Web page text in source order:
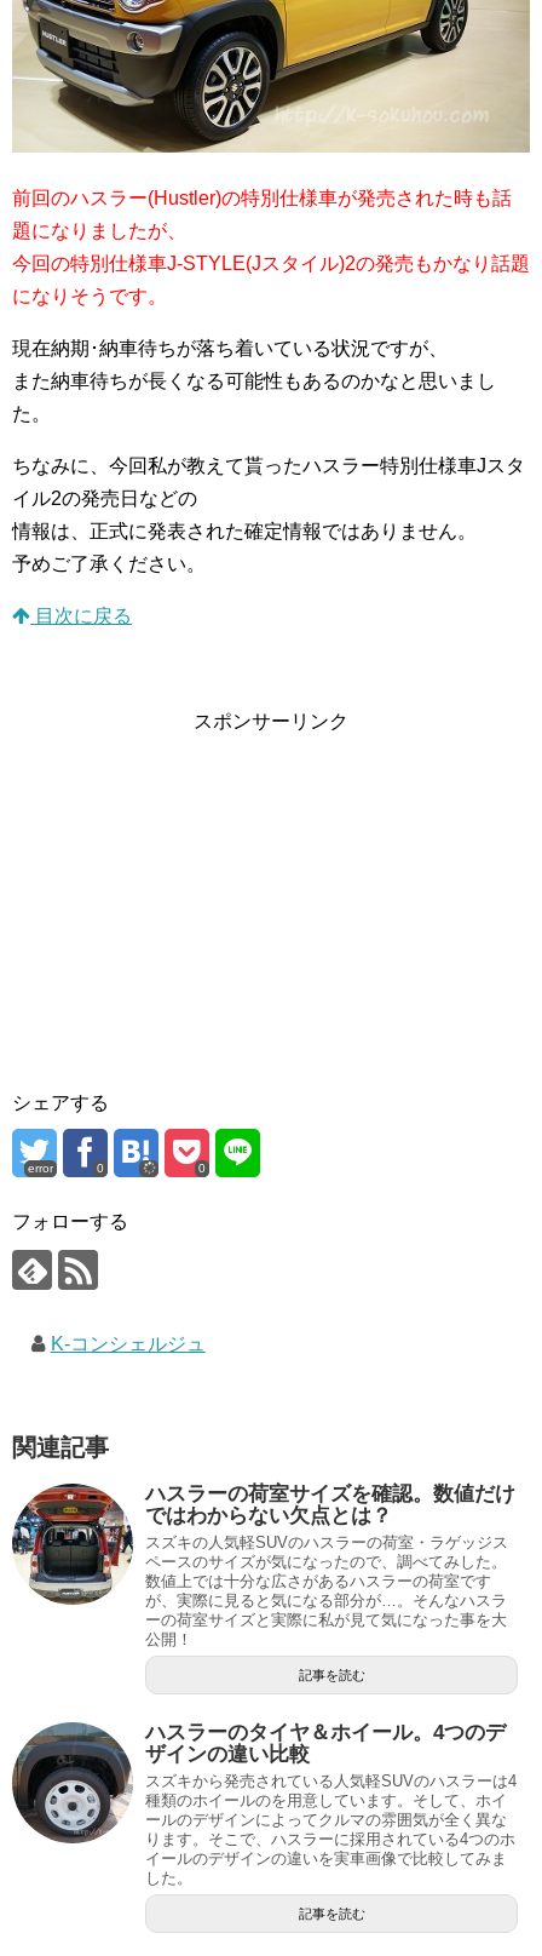
前回のハスラー(Hustler)の特別仕様車が発売された時も話
題になりましたが、
今回の特別仕様車J-STYLE(Jスタイル)2の発売もかなり話題
になりそうです。
現在納期･納車待ちが落ち着いている状況ですが、
また納車待ちが長くなる可能性もあるのかなと思いまし
た。
ちなみに、今回私が教えて貰ったハスラー特別仕様車Jスタ
イル2の発売日などの
情報は、正式に発表された確定情報ではありません。
予めご了承ください。
目次に戻る
スポンサーリンク
シェアする
error 0 0
フォローする
K-コンシェルジュ
関連記事
ハスラーの荷室サイズを確認。数値だけ
ではわからない欠点とは？
スズキの人気軽SUVのハスラーの荷室・ラゲッジス
ペースのサイズが気になったので、調べてみした。
数値上では十分な広さがあるハスラーの荷室です
が、実際に見ると気になる部分が…。そんなハスラ
ーの荷室サイズと実際に私が見て気になった事を大
公開！
記事を読む
ハスラーのタイヤ＆ホイール。4つのデ
ザインの違い比較
スズキから発売されている人気軽SUVのハスラーは4
種類のホイールのを用意しています。そして、ホイ
ールのデザインによってクルマの雰囲気が全く異な
ります。そこで、ハスラーに採用されている4つのホ
イールのデザインの違いを実車画像で比較してみま
した。
記事を読む